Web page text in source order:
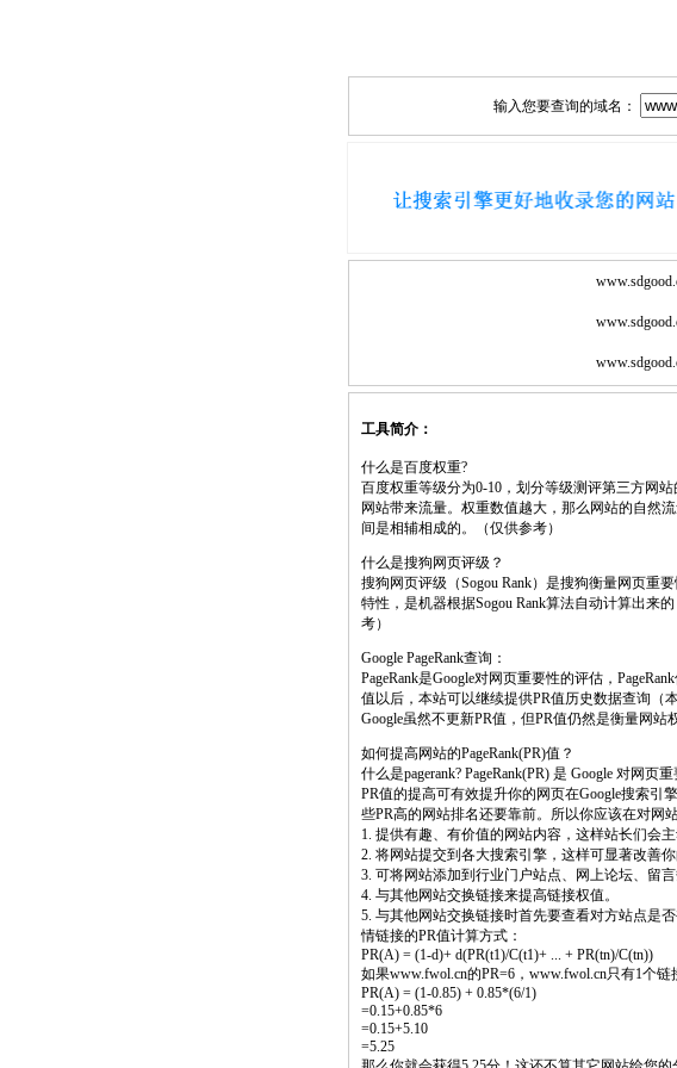
输入您要查询的域名：
工具简介：
什么是百度权重?
百度权重等级分为0-10，划分等级测评第三方网
网站带来流量。权重数值越大，那么网站的自然
间是相辅相成的。（仅供参考）
什么是搜狗网页评级？
搜狗网页评级（Sogou Rank）是搜狗衡量网页重
特性，是机器根据Sogou Rank算法自动计算出来
考）
Google PageRank查询：
PageRank是Google对网页重要性的评估，
值以后，本站可以继续提供PR值历史数据查询（
Google虽然不更新PR值，但PR值仍然是衡量网站
如何提高网站的PageRank(PR)值？
什么是pagerank? PageRank(PR) 是 Google 对网页
PR值的提高可有效提升你的网页在Google搜索引
些PR高的网站排名还要靠前。所以你应该在对网
1. 提供有趣、有价值的网站内容，这样站长们会
2. 将网站提交到各大搜索引擎，这样可显著改善你
3. 可将网站添加到行业门户站点、网上论坛、留
4. 与其他网站交换链接来提高链接权值。
5. 与其他网站交换链接时首先要查看对方站点是
情链接的PR值计算方式：
PR(A) = (1-d)+ d(PR(t1)/C(t1)+ ... + PR(tn)/C(tn))
如果www.fwol.cn的PR=6，www.fwol.cn只有1个
PR(A) = (1-0.85) + 0.85*(6/1)
=0.15+0.85*6
=0.15+5.10
=5.25